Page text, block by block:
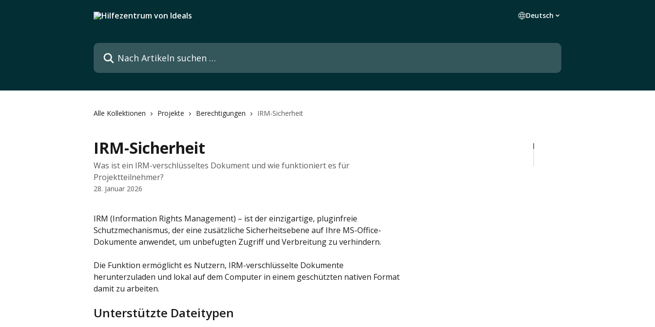
Deutsch
Nach Artikeln suchen …
Alle Kollektionen Projekte Berechtigungen IRM-Sicherheit
IRM-Sicherheit
Was ist ein IRM-verschlüsseltes Dokument und wie funktioniert es für
Projektteilnehmer?
28. Januar 2026
IRM (Information Rights Management) – ist der einzigartige, pluginfreie
Schutzmechanismus, der eine zusätzliche Sicherheitsebene auf Ihre MS-Office-
Dokumente anwendet, um unbefugten Zugriff und Verbreitung zu verhindern.
Die Funktion ermöglicht es Nutzern, IRM-verschlüsselte Dokumente
herunterzuladen und lokal auf dem Computer in einem geschützten nativen Format
damit zu arbeiten.
Unterstützte Dateitypen